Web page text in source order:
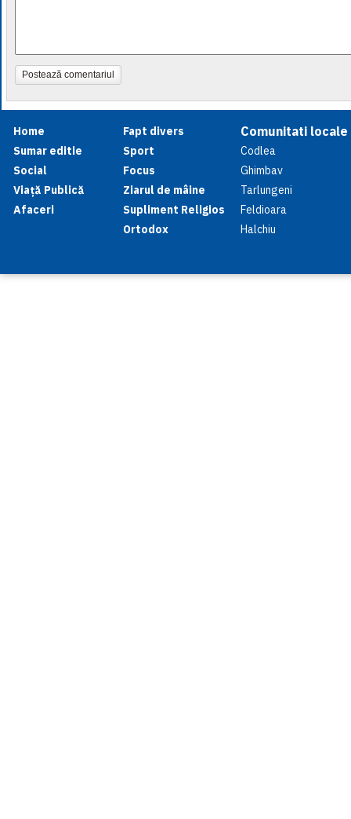
Postează comentariul
Home
Sumar editie
Social
Viață Publică
Afaceri
Fapt divers
Sport
Focus
Ziarul de mâine
Supliment Religios
Ortodox
Comunitati locale
Codlea
Ghimbav
Tarlungeni
Feldioara
Halchiu